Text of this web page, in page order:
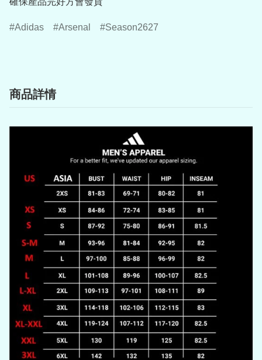
Adidas Arsenal Season2627
商品詳情